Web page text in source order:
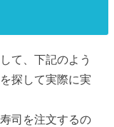
て、下記のよう
探して実際に実
司を注文するの